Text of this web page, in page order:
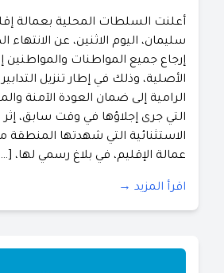
أعلنت السلطات المحلية بعمالة
سليمان، اليوم الاثنين، عن
إرجاع جميع المواطنات والمواطنين
الأصلية، وذلك في إطار تنزيل
الرامية إلى ضمان العودة الآمنة
التي جرى إجلاؤها في وقت سابق، إثر
الاستثنائية التي شهدتها المنطقة
عمالة الإقليم، في بلاغ رسمي لها،
اقرأ المزيد →